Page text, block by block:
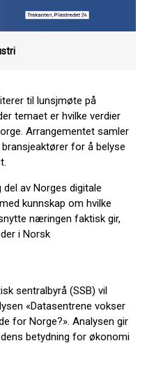
til lunsjmøte på
temaet er hvilke verdier
Arrangementet samler
for å belyse
av Norges digitale
kunnskap om hvilke
næringen faktisk gir,
i Norsk
sentralbyrå (SSB) vil
«Datasentrene vokser
for Norge?». Analysen gir
betydning for økonomi